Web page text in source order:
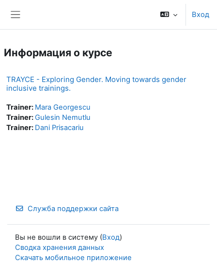
Вход
Информация о курсе
TRAYCE - Exploring Gender. Moving towards gender
inclusive trainings.
Trainer: Mara Georgescu
Trainer:Gulesin Nemutlu
Trainer: Dani Prisacariu
Служба поддержки сайта
Вы не вошли в систему (Вход)
Сводка хранения данных
Скачать мобильное приложение